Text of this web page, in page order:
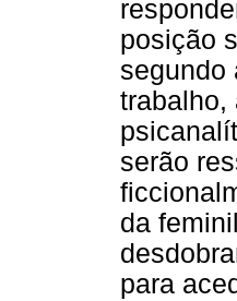
posição
segundo
trabalho,
serão
da
para